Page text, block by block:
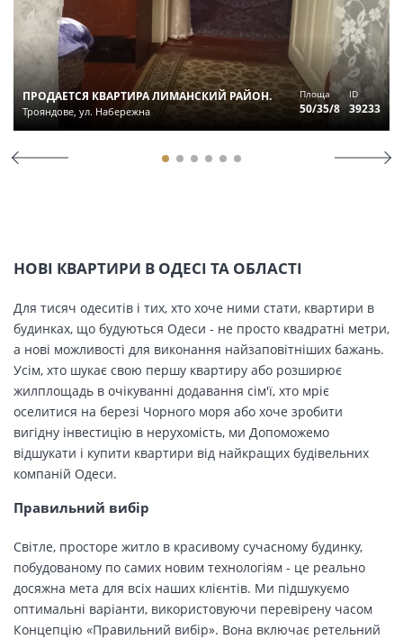
ПРОДАЕТСЯ КВАРТИРА ЛИМАНСКИЙ РАЙОН.
Трояндове, ул. Набережна
Площа
50/35/8
ID
39233
НОВІ КВАРТИРИ В ОДЕСІ ТА ОБЛАСТІ
Для тисяч одеситів і тих, хто хоче ними стати, квартири в
будинках, що будуються Одеси - не просто квадратні метри,
а нові можливості для виконання найзаповітніших бажань.
Усім, хто шукає свою першу квартиру або розширює
жилплощадь в очікуванні додавання сім'ї, хто мріє
оселитися на березі Чорного моря або хоче зробити
вигідну інвестицію в нерухомість, ми Допоможемо
відшукати і купити квартири від найкращих будівельних
компаній Одеси.
Правильний вибір
Світле, просторе житло в красивому сучасному будинку,
побудованому по самих новим технологіям - це реально
досяжна мета для всіх наших клієнтів. Ми підшукуємо
оптимальні варіанти, використовуючи перевірену часом
Концепцію «Правильний вибір». Вона включає ретельний